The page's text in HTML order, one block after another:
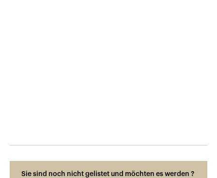
Sie sind noch nicht gelistet und möchten es werden ?